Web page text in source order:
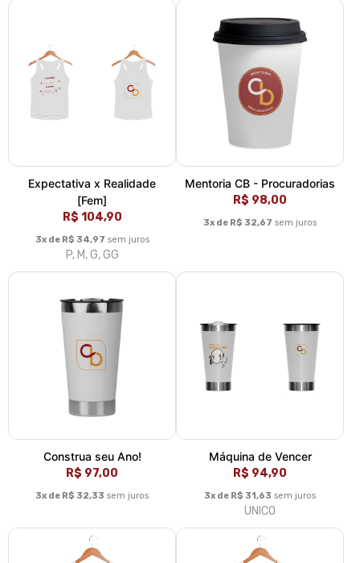
Expectativa x Realidade
[Fem]
R$ 104,90
3x de R$ 34,97 sem juros
P, M, G, GG
Mentoria CB - Procuradorias
R$ 98,00
3x de R$ 32,67 sem juros
Construa seu Ano!
R$ 97,00
3x de R$ 32,33 sem juros
Máquina de Vencer
R$ 94,90
3x de R$ 31,63 sem juros
UNICO